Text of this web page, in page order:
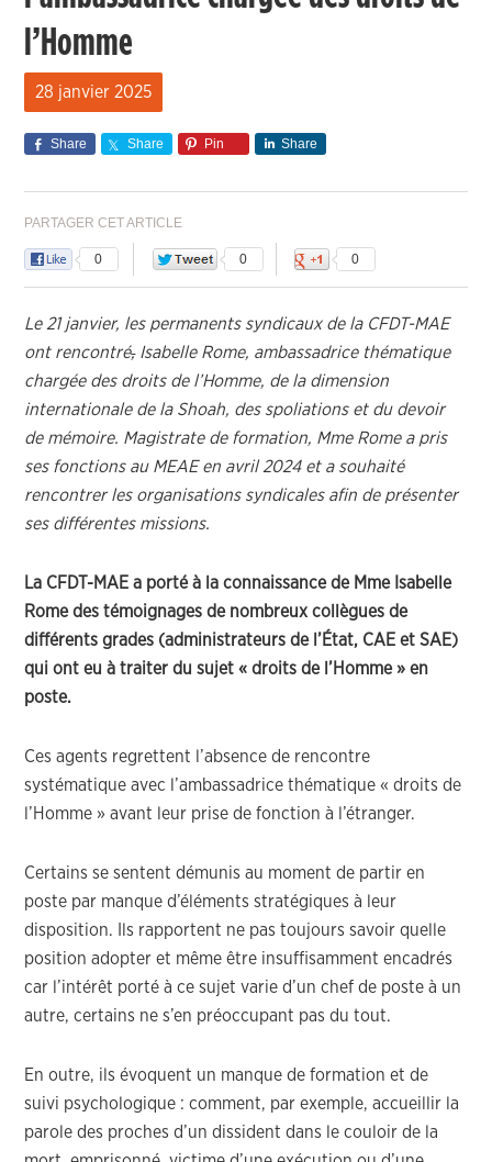
l’Homme
28 janvier 2025
Share Share Pin Share
PARTAGER CET ARTICLE
0 0 0
Le 21 janvier, les permanents syndicaux de la CFDT-MAE
ont rencontré,Isabelle Rome, ambassadrice thématique
chargée des droits de l’Homme, de la dimension
internationale de la Shoah, des spoliations et du devoir
de mémoire. Magistrate de formation, Mme Rome a pris
ses fonctions au MEAE en avril 2024 et a souhaité
rencontrer les organisations syndicales afin de présenter
ses différentes missions.
La CFDT-MAE a porté à la connaissance de Mme Isabelle
Rome des témoignages de nombreux collègues de
différents grades (administrateurs de l’État, CAE et SAE)
qui ont eu à traiter du sujet « droits de l’Homme » en
poste.
Ces agents regrettent l’absence de rencontre
systématique avec l’ambassadrice thématique « droits de
l’Homme » avant leur prise de fonction à l’étranger.
Certains se sentent démunis au moment de partir en
poste par manque d’éléments stratégiques à leur
disposition. Ils rapportent ne pas toujours savoir quelle
position adopter et même être insuffisamment encadrés
car l’intérêt porté à ce sujet varie d’un chef de poste à un
autre, certains ne s’en préoccupant pas du tout.
En outre, ils évoquent un manque de formation et de
suivi psychologique : comment, par exemple, accueillir la
parole des proches d’un dissident dans le couloir de la